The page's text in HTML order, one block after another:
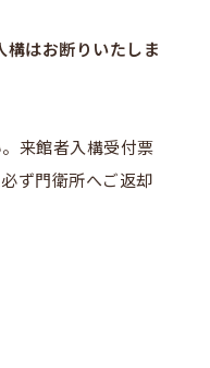
構はお断りいたしま
来館者入構受付票
ず門衛所へご返却